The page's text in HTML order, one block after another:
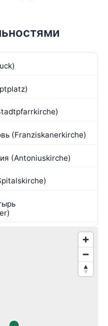
(Franziskanerkirche)
(Antoniuskirche)